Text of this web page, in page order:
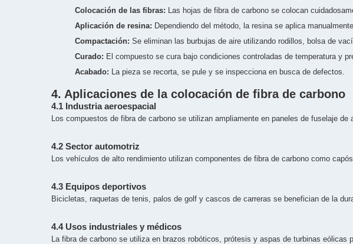
Colocación de las fibras: Las hojas de fibra de carbono se colocan
Aplicación de resina: Dependiendo del método, la resina se aplica
Compactación: Se eliminan las burbujas de aire utilizando rodillos, bolsa de
Curado: El compuesto se cura bajo condiciones controladas de temperatura y
Acabado: La pieza se recorta, se pule y se inspecciona en busca de defectos.
4. Aplicaciones de la colocación de fibra de carbono
4.1 Industria aeroespacial
Los compuestos de fibra de carbono se utilizan ampliamente en paneles de fuselaje
4.2 Sector automotriz
Los vehículos de alto rendimiento utilizan componentes de fibra de carbono como
4.3 Equipos deportivos
Bicicletas, raquetas de tenis, palos de golf y cascos de carreras se benefician de la
4.4 Usos industriales y médicos
La fibra de carbono se utiliza en brazos robóticos, prótesis y aspas de turbinas eólicas